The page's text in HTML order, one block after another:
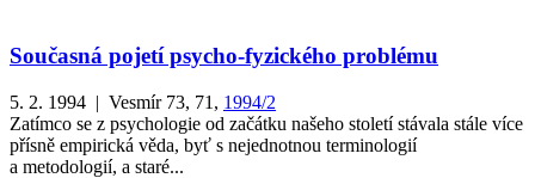
Současná pojetí psycho-fyzického problému
5. 2. 1994 | Vesmír 73, 71, 1994/2
Zatímco se z psychologie od začátku našeho století stávala stále více
přísně empirická věda, byť s nejednotnou terminologií
a metodologií, a staré...